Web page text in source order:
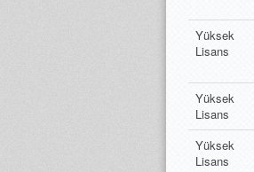
Yüksek
Lisans
Yüksek
Lisans
Yüksek
Lisans